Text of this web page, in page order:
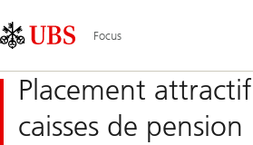
Links
Area
Focus
Placement
caisses de pension